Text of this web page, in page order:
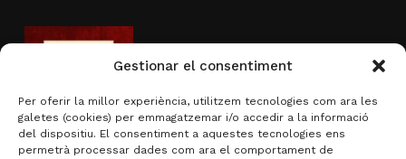
Gestionar el consentiment
Per oferir la millor experiència, utilitzem tecnologies com ara les
galetes (cookies) per emmagatzemar i/o accedir a la informació
del dispositiu. El consentiment a aquestes tecnologies ens
permetrà processar dades com ara el comportament de